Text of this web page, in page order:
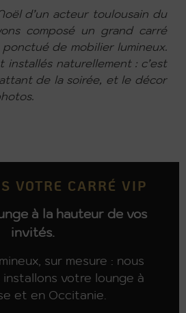
d’un acteur toulousain du
composé un grand carré
de mobilier lumineux.
installés naturellement : c’est
de la soirée, et le décor
VOTRE CARRÉ VIP
à la hauteur de vos
invités.
sur mesure : nous
votre lounge à
et en Occitanie.